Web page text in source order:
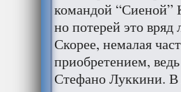
командой “Сиеной”
но потерей это вряд
Скорее, немалая
приобретением,
Стефано Луккини. В